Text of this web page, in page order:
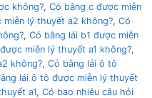
không?, Có bằng c được miễn
miễn lý thuyết a2 không?, Có
, Có bằng lái b1 được miễn
miễn lý thuyết a1 không?,
không?, Có bằng lái ô tô
lái ô tô được miễn lý thuyết
a1, Có bao nhiêu câu hỏi